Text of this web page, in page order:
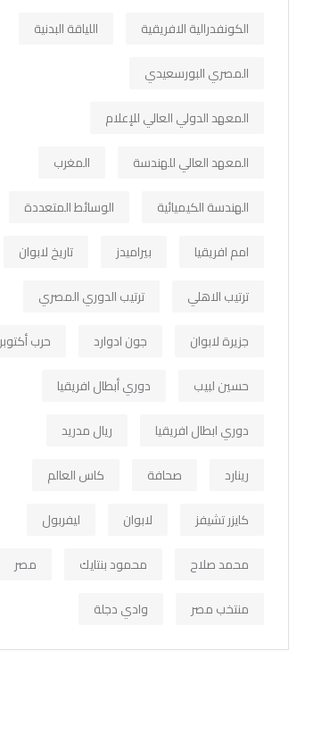
الكونفدرالية الافريقية
اللياقة البدنية
المصري البورسعيدي
المعهد الدولي العالي للإعلام
المعهد العالي للهندسة
المغرب
الهندسة الكيميائية
الوسائط المتعددة
امم افريقيا
بيراميدز
تاريخ لابوان
ترتيب الاهلي
ترتيب الدوري المصري
جزيرة لابوان
جون ادوارد
حرب أكتوبر
حسين لبيب
دوري أبطال افريقيا
دوري ابطال افريقيا
ريال مدريد
رينارد
صحافة
كاس العالم
كايزر تشيفز
لابوان
ليفربول
محمد صلاح
محمود بنتايك
مصر
منتخب مصر
وادي دجلة